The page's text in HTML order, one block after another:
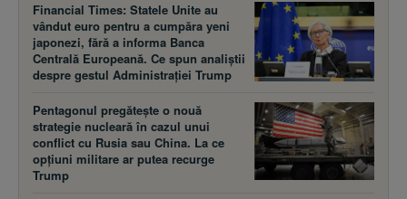
Financial Times: Statele Unite au
vândut euro pentru a cumpăra yeni
japonezi, fără a informa Banca
Centrală Europeană. Ce spun analiștii
despre gestul Administrației Trump
Pentagonul pregătește o nouă
strategie nucleară în cazul unui
conflict cu Rusia sau China. La ce
opțiuni militare ar putea recurge
Trump